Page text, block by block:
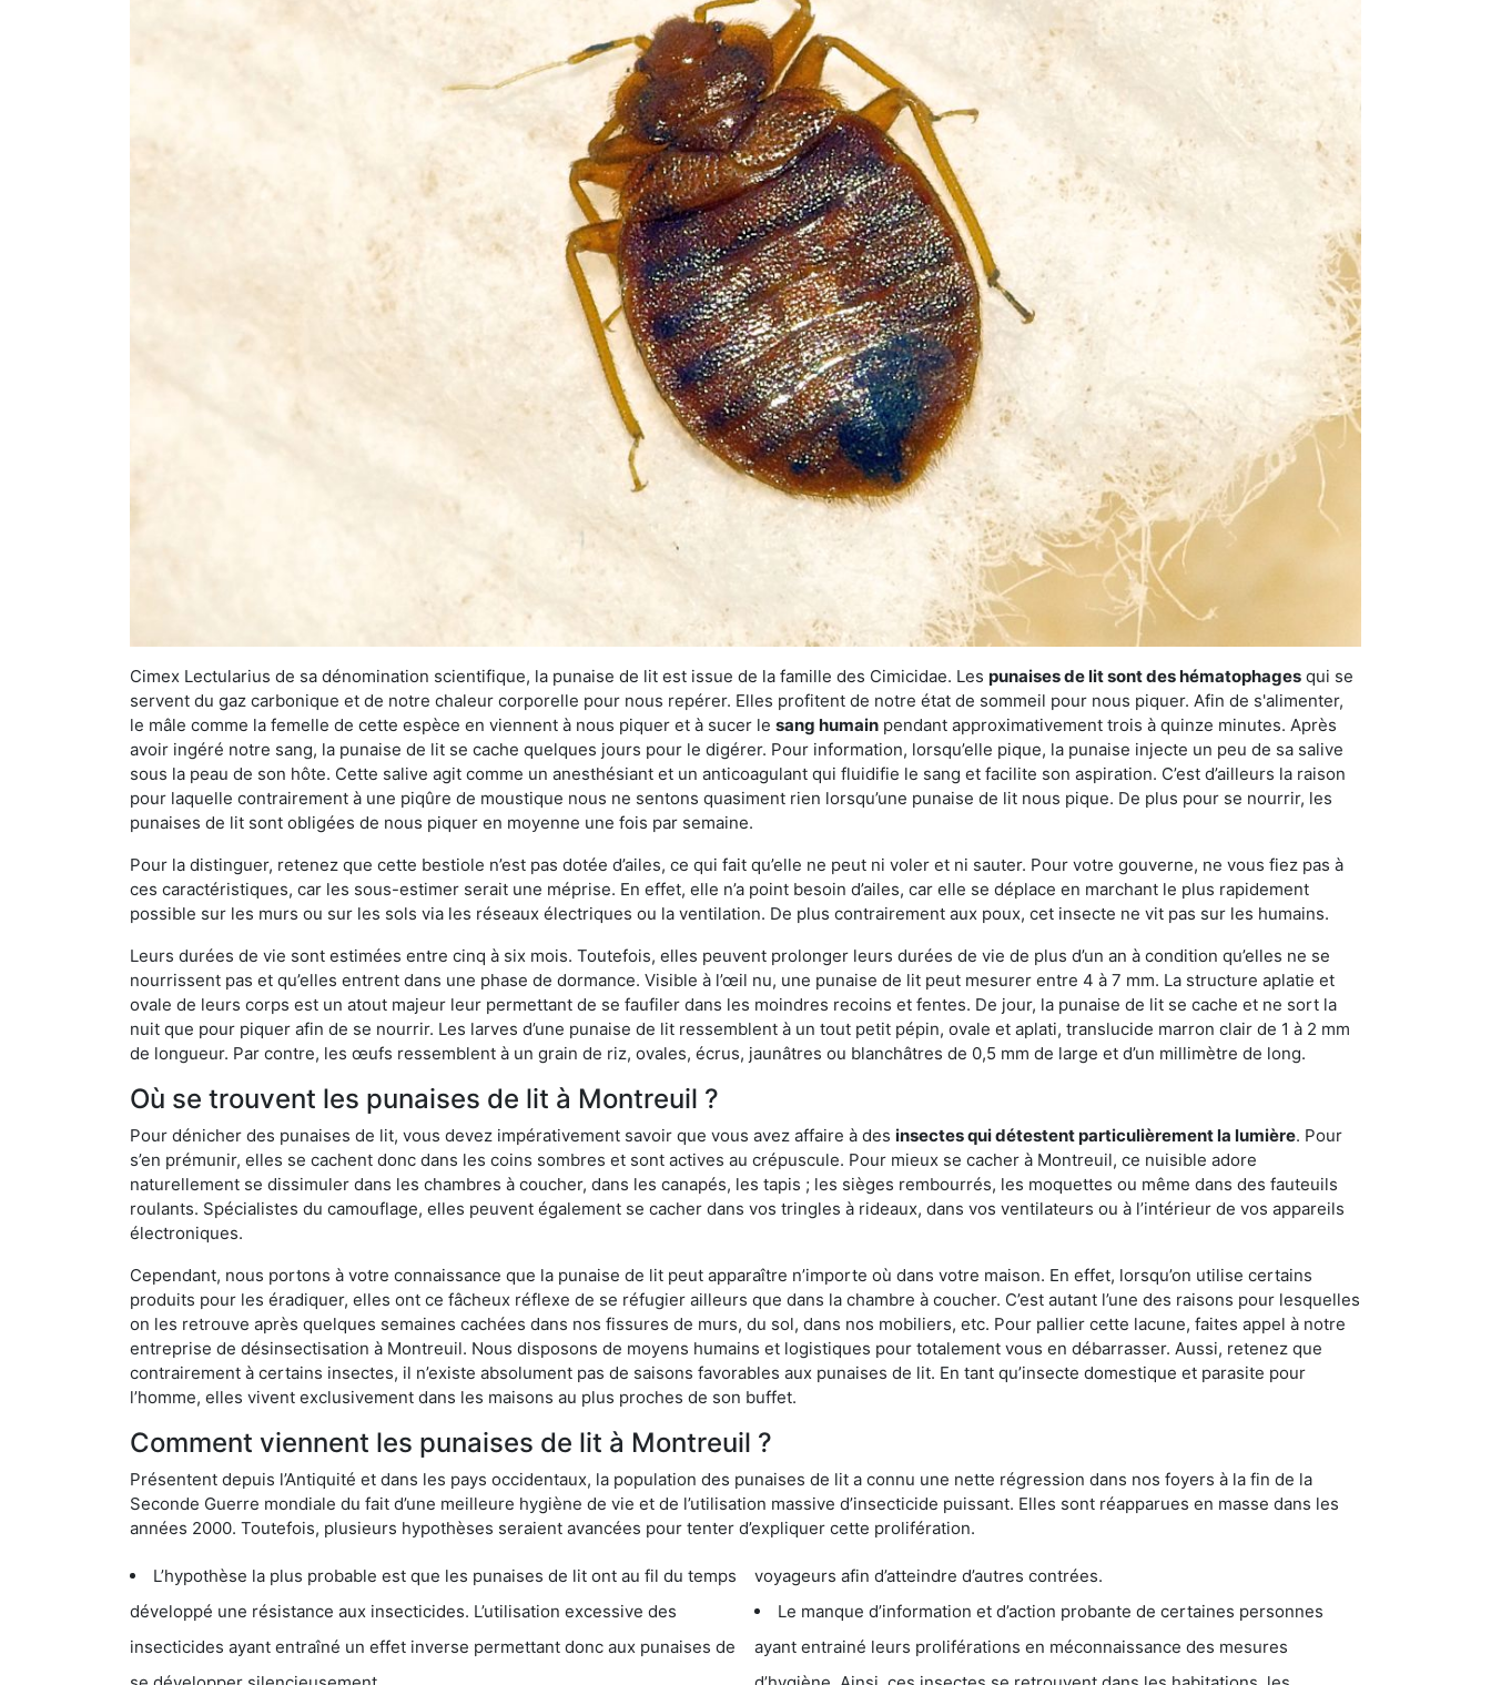
Cimex Lectularius de sa dénomination scientifique, la punaise de lit est issue de la famille des Cimicidae. Les punaises de lit sont des hématophages qui se
servent du gaz carbonique et de notre chaleur corporelle pour nous repérer. Elles profitent de notre état de sommeil pour nous piquer. Afin de s'alimenter,
le mâle comme la femelle de cette espèce en viennent à nous piquer et à sucer le sang humain pendant approximativement trois à quinze minutes. Après
avoir ingéré notre sang, la punaise de lit se cache quelques jours pour le digérer. Pour information, lorsqu’elle pique, la punaise injecte un peu de sa salive
sous la peau de son hôte. Cette salive agit comme un anesthésiant et un anticoagulant qui fluidifie le sang et facilite son aspiration. C’est d’ailleurs la raison
pour laquelle contrairement à une piqûre de moustique nous ne sentons quasiment rien lorsqu’une punaise de lit nous pique. De plus pour se nourrir, les
punaises de lit sont obligées de nous piquer en moyenne une fois par semaine.
Pour la distinguer, retenez que cette bestiole n’est pas dotée d’ailes, ce qui fait qu’elle ne peut ni voler et ni sauter. Pour votre gouverne, ne vous fiez pas à
ces caractéristiques, car les sous-estimer serait une méprise. En effet, elle n’a point besoin d’ailes, car elle se déplace en marchant le plus rapidement
possible sur les murs ou sur les sols via les réseaux électriques ou la ventilation. De plus contrairement aux poux, cet insecte ne vit pas sur les humains.
Leurs durées de vie sont estimées entre cinq à six mois. Toutefois, elles peuvent prolonger leurs durées de vie de plus d’un an à condition qu’elles ne se
nourrissent pas et qu’elles entrent dans une phase de dormance. Visible à l’œil nu, une punaise de lit peut mesurer entre 4 à 7 mm. La structure aplatie et
ovale de leurs corps est un atout majeur leur permettant de se faufiler dans les moindres recoins et fentes. De jour, la punaise de lit se cache et ne sort la
nuit que pour piquer afin de se nourrir. Les larves d’une punaise de lit ressemblent à un tout petit pépin, ovale et aplati, translucide marron clair de 1 à 2 mm
de longueur. Par contre, les œufs ressemblent à un grain de riz, ovales, écrus, jaunâtres ou blanchâtres de 0,5 mm de large et d’un millimètre de long.
Où se trouvent les punaises de lit à Montreuil ?
Pour dénicher des punaises de lit, vous devez impérativement savoir que vous avez affaire à des insectes qui détestent particulièrement la lumière. Pour
s’en prémunir, elles se cachent donc dans les coins sombres et sont actives au crépuscule. Pour mieux se cacher à Montreuil, ce nuisible adore
naturellement se dissimuler dans les chambres à coucher, dans les canapés, les tapis ; les sièges rembourrés, les moquettes ou même dans des fauteuils
roulants. Spécialistes du camouflage, elles peuvent également se cacher dans vos tringles à rideaux, dans vos ventilateurs ou à l’intérieur de vos appareils
électroniques.
Cependant, nous portons à votre connaissance que la punaise de lit peut apparaître n’importe où dans votre maison. En effet, lorsqu’on utilise certains
produits pour les éradiquer, elles ont ce fâcheux réflexe de se réfugier ailleurs que dans la chambre à coucher. C’est autant l’une des raisons pour lesquelles
on les retrouve après quelques semaines cachées dans nos fissures de murs, du sol, dans nos mobiliers, etc. Pour pallier cette lacune, faites appel à notre
entreprise de désinsectisation à Montreuil. Nous disposons de moyens humains et logistiques pour totalement vous en débarrasser. Aussi, retenez que
contrairement à certains insectes, il n’existe absolument pas de saisons favorables aux punaises de lit. En tant qu’insecte domestique et parasite pour
l’homme, elles vivent exclusivement dans les maisons au plus proches de son buffet.
Comment viennent les punaises de lit à Montreuil ?
Présentent depuis l’Antiquité et dans les pays occidentaux, la population des punaises de lit a connu une nette régression dans nos foyers à la fin de la
Seconde Guerre mondiale du fait d’une meilleure hygiène de vie et de l’utilisation massive d’insecticide puissant. Elles sont réapparues en masse dans les
années 2000. Toutefois, plusieurs hypothèses seraient avancées pour tenter d’expliquer cette prolifération.
L’hypothèse la plus probable est que les punaises de lit ont au fil du temps
développé une résistance aux insecticides. L’utilisation excessive des
insecticides ayant entraîné un effet inverse permettant donc aux punaises de
voyageurs afin d’atteindre d’autres contrées.
Le manque d’information et d’action probante de certaines personnes
ayant entrainé leurs proliférations en méconnaissance des mesures